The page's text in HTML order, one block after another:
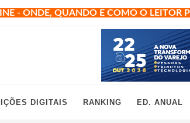
- ONDE, QUANDO E COMO O LEITOR
DIGITAIS RANKING ED. ANUAL